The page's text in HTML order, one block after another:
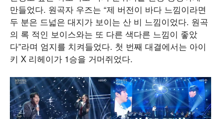
만들었다. 원곡자 우즈는 “제 버전이 바다 느낌이라면
두 분은 드넓은 대지가 보이는 산 비 느낌이었다. 원곡
의 록 적인 보이스와는 또 다른 색다른 느낌이 좋았
다”라며 엄지를 치켜들었다. 첫 번째 대결에서는 아이
키 X 리헤이가 1승을 거머쥐었다.